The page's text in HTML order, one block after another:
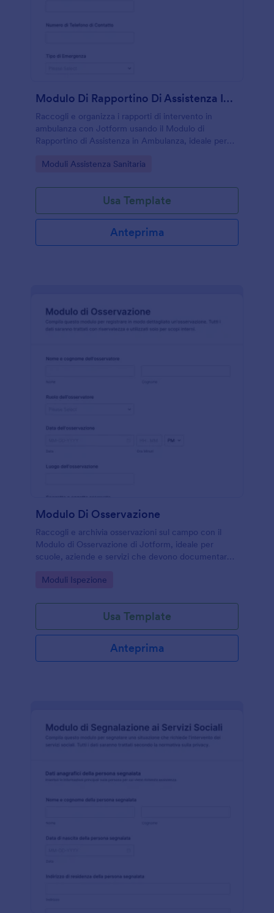
Modulo Di Rapportino Di Assistenza In Ambulanza
Raccogli e organizza i rapporti di intervento in
ambulanza con Jotform usando il Modulo di
Rapportino di Assistenza in Ambulanza, ideale per
gestiscono la raccolta dati e ogni risposta del
Go to Category:
Moduli Assistenza Sanitaria
Usa Template
Anteprima
Modulo Di Osservazione
Raccogli e archivia osservazioni sul campo con il
Modulo di Osservazione di Jotform, ideale per
scuole, aziende e servizi che devono documentare
Go to Category:
Moduli Ispezione
Usa Template
Anteprima